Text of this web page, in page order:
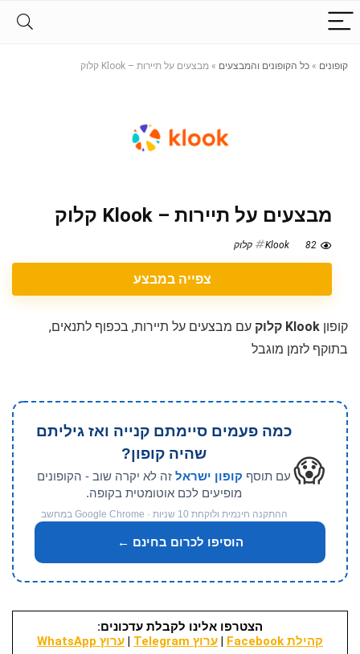
קופונים » כל הקופונים והמבצעים » מבצעים על תיירות – Klook קלוק
מבצעים על תיירות – Klook קלוק
82 Klook קלוק
צפייה במבצע
קופון Klook קלוק
עם מבצעים על תיירות, בכפוף לתנאים,
בתוקף לזמן מוגבל
😱
כמה פעמים סיימתם קנייה ואז גיליתם
שהיה קופון?
עם תוסף קופון ישראל זה לא יקרה שוב - הקופונים
מופיעים לכם אוטומטית בקופה.
ההתקנה חינמית ולוקחת 10 שניות · Google Chrome במחשב
הוסיפו לכרום בחינם ←
הצטרפו אלינו לקבלת עדכונים:
קהילת Facebook
| ערוץ Telegram | ערוץ WhatsApp